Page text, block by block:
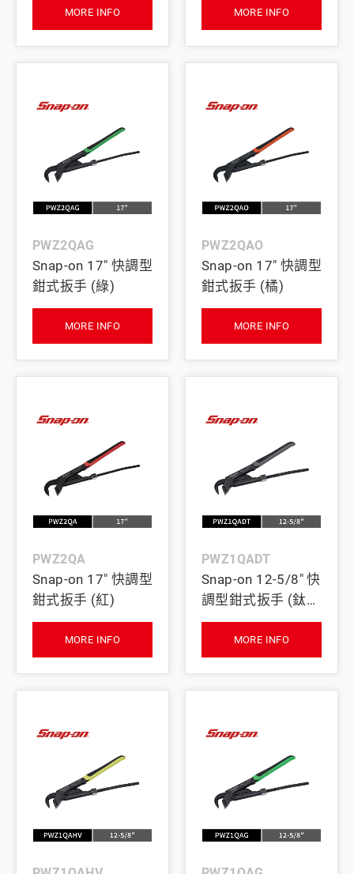
MORE INFO MORE INFO
PWZ2QAG
Snap-on 17" 快調型
鉗式扳手 (綠)
MORE INFO
PWZ2QAO
Snap-on 17" 快調型
鉗式扳手 (橘)
MORE INFO
PWZ2QA
Snap-on 17" 快調型
鉗式扳手 (紅)
MORE INFO
PWZ1QADT
Snap-on 12-5/8" 快
調型鉗式扳手 (鈦
灰)
MORE INFO